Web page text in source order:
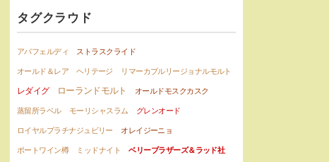
タグクラウド
アバフェルディ
ストラスクライド
オールド＆レア ヘリテージ
リマーカブルリージョナルモルト
レダイグ ローランドモルト
オールドモスクカスク
蒸留所ラベル
モーリシャスラム
グレンオード
ロイヤルプラチナジュビリー
オレイジーニョ
ポートワイン樽
ミッドナイト
ベリーブラザーズ＆ラッド社